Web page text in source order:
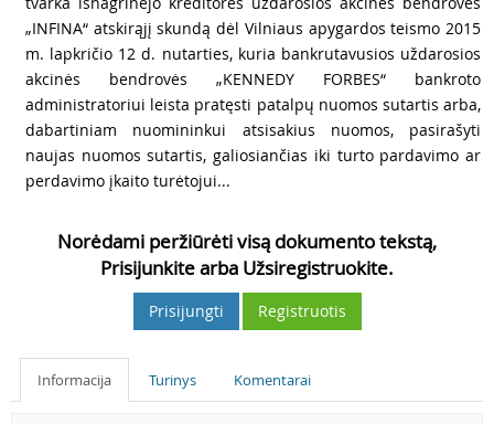
„INFINA“ atskirąjį skundą dėl Vilniaus apygardos teismo 2015
m. lapkričio 12 d. nutarties, kuria bankrutavusios uždarosios
akcinės bendrovės „KENNEDY FORBES“ bankroto
administratoriui leista pratęsti patalpų nuomos sutartis arba,
dabartiniam nuomininkui atsisakius nuomos, pasirašyti
naujas nuomos sutartis, galiosiančias iki turto pardavimo ar
perdavimo įkaito turėtojui...
Norėdami peržiūrėti visą dokumento tekstą,
Prisijunkite arba Užsiregistruokite.
Prisijungti Registruotis
Informacija Turinys Komentarai